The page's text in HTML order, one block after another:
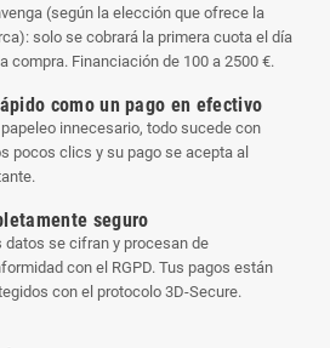
(según la elección que ofrece la
solo se cobrará la primera cuota el día
compra. Financiación de 100 a 2500 €.
como un pago en efectivo
innecesario, todo sucede con
pocos clics y su pago se acepta al
seguro
datos se cifran y procesan de
con el RGPD. Tus pagos están
con el protocolo 3D-Secure.